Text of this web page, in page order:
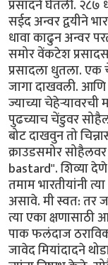
प्रसादने घेतली. २८७
सईद अन्वर द्वयीने
धावा काढुन अन्वर
समोर वेंकटेश
प्रसादला धुतला. एक
जागा दाखवली. आणि
ज्याच्या चेहेर्‍यावरची
पुढच्याच चेंडुवर
बोट दाखवुन तो
क्राउडसमोर
bastard". शिव्या
तमाम भारतीयांनी
असावे. मी स्वत: तर
त्या एका
पाक फलंदाज
जावेद मियांदादने